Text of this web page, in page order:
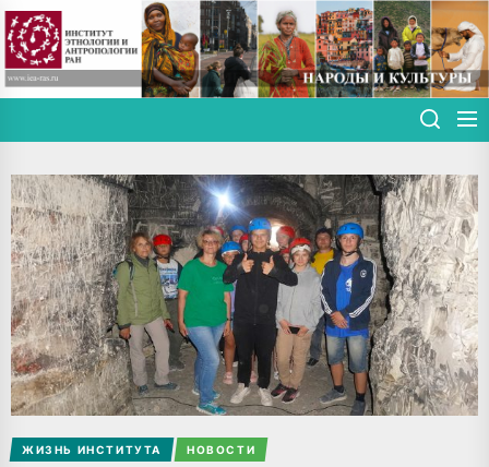
Skip
to
the
content
ЖИЗНЬ ИНСТИТУТА НОВОСТИ